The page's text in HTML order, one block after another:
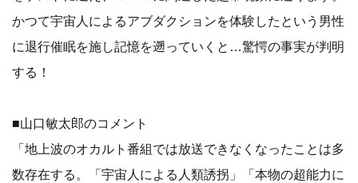
かつて宇宙人によるアブダクションを体験したという男性
に退行催眠を施し記憶を遡っていくと…驚愕の事実が判明
する！
■山口敏太郎のコメント
「地上波のオカルト番組では放送できなくなったことは多
数存在する。「宇宙人による人類誘拐」「本物の超能力に